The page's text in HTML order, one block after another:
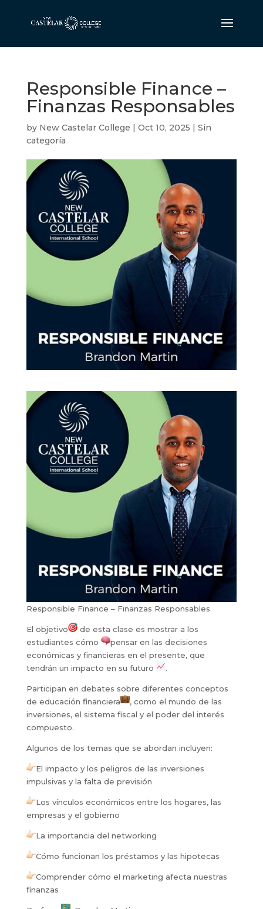
Responsible Finance –
Finanzas Responsables
by New Castelar College | Oct 10, 2025 | Sin
categoría
Responsible Finance – Finanzas Responsables
El objetivo
de esta clase es mostrar a los
estudiantes cómo
pensar en las decisiones
económicas y financieras en el presente, que
tendrán un impacto en su futuro
.
Participan en debates sobre diferentes conceptos
de educación financiera
, como el mundo de las
inversiones, el sistema fiscal y el poder del interés
compuesto.
Algunos de los temas que se abordan incluyen:
El impacto y los peligros de las inversiones
impulsivas y la falta de previsión
Los vínculos económicos entre los hogares, las
empresas y el gobierno
La importancia del networking
Cómo funcionan los préstamos y las hipotecas
Comprender cómo el marketing afecta nuestras
finanzas